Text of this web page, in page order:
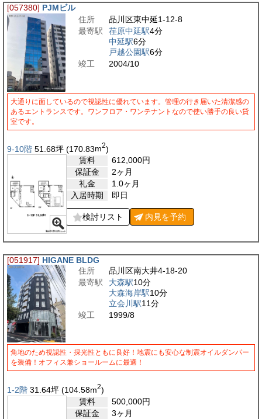
[057380] PJMビル
住所
品川区東中延1-12-8
最寄駅
荏原中延駅4分
中延駅6分
戸越公園駅6分
竣工
2004/10
大通りに面しているので視認性に優れています。管理の行き届いた清潔感の
あるエントランスです。ワンフロア・ワンテナントなので使い勝手の良い貸
室です。
9-10階 51.68坪 (170.83m2)
賃料
612,000円
保証金
2ヶ月
礼金
1.0ヶ月
入居時期
即日
検討リスト 内見を予約
[051917] HIGANE BLDG
住所
品川区南大井4-18-20
最寄駅
大森駅10分
大森海岸駅10分
立会川駅11分
竣工
1999/8
角地のため視認性・採光性ともに良好！地震にも安心な制震オイルダンパー
を装備！オフィス兼ショールームに最適！
1-2階 31.64坪 (104.58m2)
賃料
500,000円
保証金
3ヶ月